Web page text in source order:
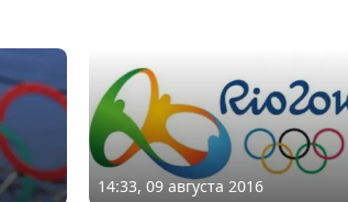
14:33, 09 августа 2016